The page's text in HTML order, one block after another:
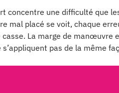
concentre une difficulté que
mal placé se voit, chaque
La marge de
s’appliquent pas de la même